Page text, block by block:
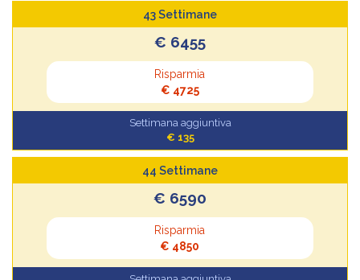
43 Settimane
€ 6455
Risparmia
€ 4725
Settimana aggiuntiva
€ 135
44 Settimane
€ 6590
Risparmia
€ 4850